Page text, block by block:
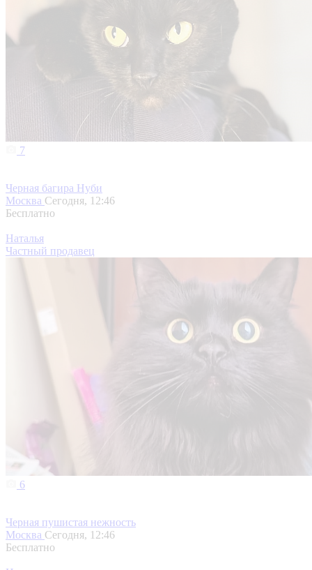
7
Черная багира Нуби
Москва Сегодня, 12:46
Бесплатно
Наталья
Частный продавец
6
Черная пушистая нежность
Москва Сегодня, 12:46
Бесплатно